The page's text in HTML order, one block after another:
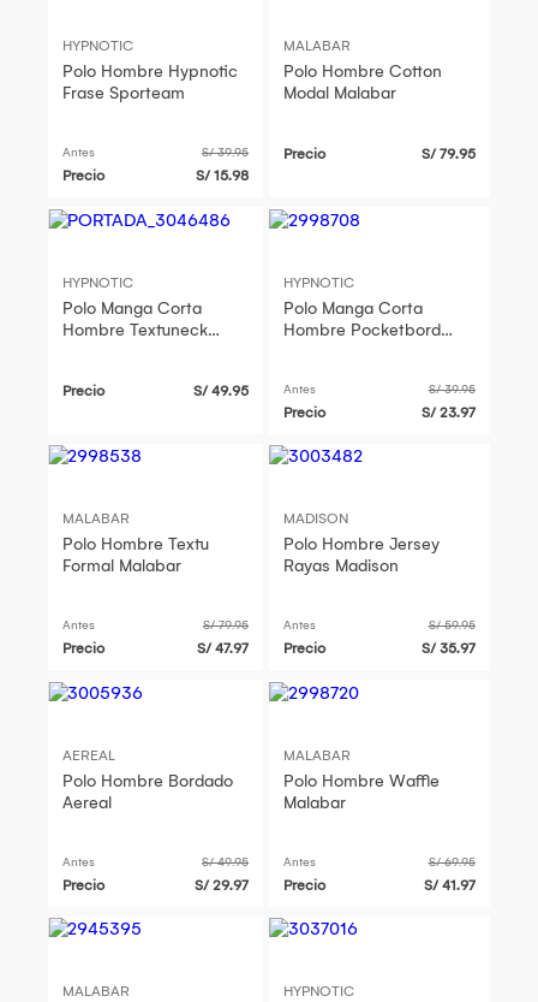
HYPNOTIC
Polo Hombre Hypnotic
Frase Sporteam
Antes S/ 39.95
Precio S/ 15.98
MALABAR
Polo Hombre Cotton
Modal Malabar
Precio S/ 79.95
HYPNOTIC
Polo Manga Corta
Hombre Textuneck
Precio S/ 49.95
HYPNOTIC
Polo Manga Corta
Hombre Pocketbord
Antes S/ 39.95
Precio S/ 23.97
MALABAR
Polo Hombre Textu
Formal Malabar
Antes S/ 79.95
Precio S/ 47.97
MADISON
Polo Hombre Jersey
Rayas Madison
Antes S/ 59.95
Precio S/ 35.97
AEREAL
Polo Hombre Bordado
Aereal
Antes S/ 49.95
Precio S/ 29.97
MALABAR
Polo Hombre Waffle
Malabar
Antes S/ 69.95
Precio S/ 41.97
MALABAR HYPNOTIC